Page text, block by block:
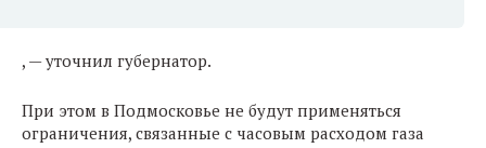
, — уточнил губернатор.
При этом в Подмосковье не будут применяться
ограничения, связанные с часовым расходом газа